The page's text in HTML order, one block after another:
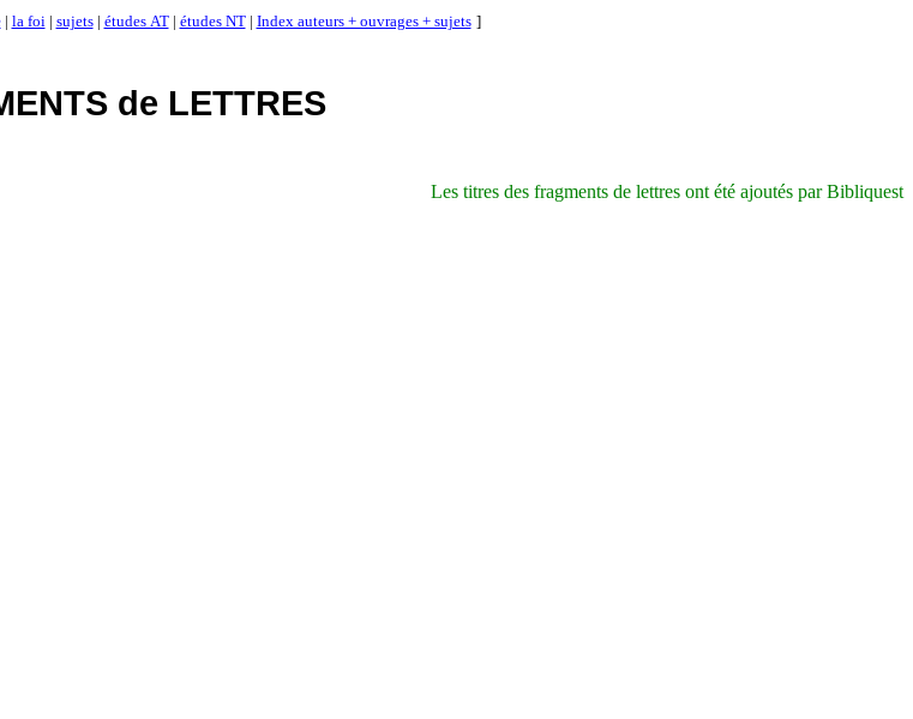
| la foi| sujets| études AT| études NT| Index auteurs + ouvrages + sujets ]
de LETTRES
Les titres des fragments de lettres ont été ajoutés par Bibliquest